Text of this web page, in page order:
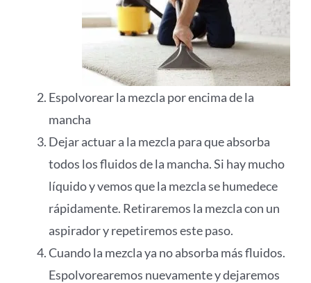
Espolvorear la mezcla por encima de la
mancha
Dejar actuar a la mezcla para que absorba
todos los fluidos de la mancha. Si hay mucho
líquido y vemos que la mezcla se humedece
rápidamente. Retiraremos la mezcla con un
aspirador y repetiremos este paso.
Cuando la mezcla ya no absorba más fluidos.
Espolvorearemos nuevamente y dejaremos